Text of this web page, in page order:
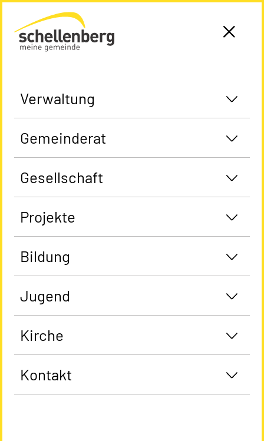
Gemeinde Schellenberg Startseite
Verwaltung
Gemeinderat
Gesellschaft
Projekte
Bildung
Jugend
Kirche
Kontakt